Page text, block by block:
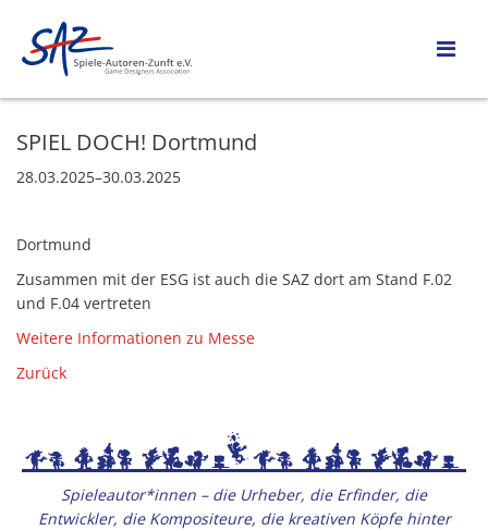
SPIEL DOCH! Dortmund
28.03.2025–30.03.2025
Dortmund
Zusammen mit der ESG ist auch die SAZ dort am Stand F.02
und F.04 vertreten
Weitere Informationen zu Messe
Zurück
Spieleautor*innen – die Urheber, die Erfinder, die
Entwickler, die Kompositeure, die kreativen Köpfe hinter